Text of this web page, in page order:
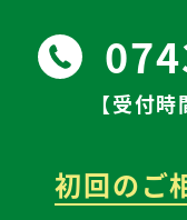
【受付
初回のご